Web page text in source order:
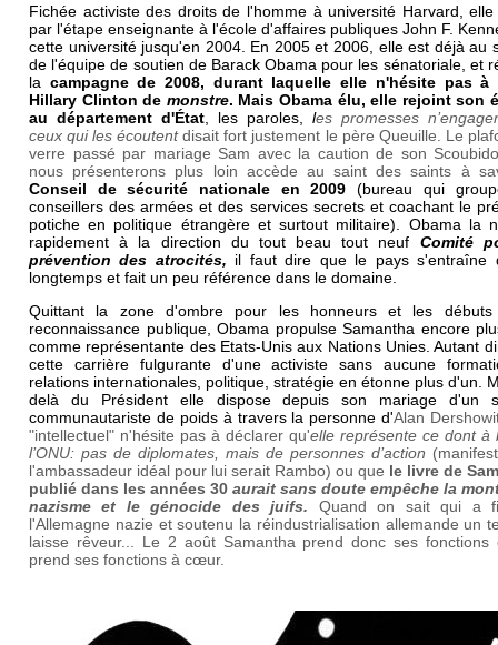
Fichée activiste des droits de l'homme à université Harvard, elle
par l'étape enseignante à l'école d'affaires publiques John F.
cette université jusqu'en 2004. En 2005 et 2006, elle est déjà au
de l'équipe de soutien de Barack Obama pour les sénatoriale, et
la campagne de 2008, durant laquelle elle n'hésite pas à
Hillary Clinton de monstre. Mais Obama élu, elle rejoint son
au département d'État , les paroles, les promesses
ceux qui les écoutentdisait fort justement le père Queuille. Le
verre passé par mariage Sam avec la caution de son
nous présenterons plus loin accède au saint des saints à
Conseil de sécurité nationale en 2009(bureau qui
conseillers des armées et des services secrets et coachant le
potiche en politique étrangère et surtout militaire). Obama la
rapidement à la direction du tout beau tout neuf Comité
prévention des atrocités, il faut dire que le pays s'entraîne
longtemps et fait un peu référence dans le domaine.
Quittant la zone d'ombre pour les honneurs et les débuts
reconnaissance publique, Obama propulse Samantha encore
comme représentante des Etats-Unis aux Nations Unies. Autant
cette carrière fulgurante d'une activiste sans aucune
relations internationales, politique, stratégie en étonne plus d'un.
delà du Président elle dispose depuis son mariage d'un
communautariste de poids à travers la personne d'Alan
"intellectuel" n'hésite pas à déclarer qu'elle représente ce dont à
l’ONU: pas de diplomates, mais de personnes d’action
l'ambassadeur idéal pour lui serait Rambo) ou que le livre de
publié dans les années 30 aurait sans doute empêche la
nazisme et le génocide des juifs. Quand on sait qui a
l'Allemagne nazie et soutenu la réindustrialisation allemande un
laisse rêveur... Le 2 août Samantha prend donc ses fonctions
prend ses fonctions à cœur.